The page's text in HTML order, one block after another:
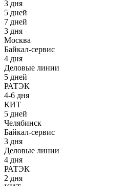
3 дня
5 дней
7 дней
3 дня
Москва
Байкал-сервис
4 дня
Деловые линии
5 дней
РАТЭК
4-6 дня
КИТ
5 дней
Челябинск
Байкал-сервис
3 дня
Деловые линии
4 дня
РАТЭК
2 дня